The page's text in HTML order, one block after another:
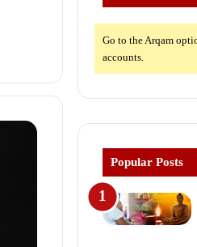
Go to the Arqam
accounts.
Popular Posts